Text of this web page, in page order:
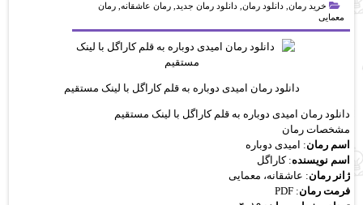
خرید رمان, دانلود رمان, دانلود رمان جدید رمان عاشقانه, رمان
معمایی
دانلود رمان امیدی دوباره به قلم کاراگل با لینک مستقیم
دانلود رمان امیدی دوباره به قلم کاراگل با لینک مستقیم
مشخصات رمان
اسم رمان: امیدی دوباره
اسم نویسنده: کاراگل
ژانر رمان: عاشقانه، معمایی
فرمت رمان: PDF